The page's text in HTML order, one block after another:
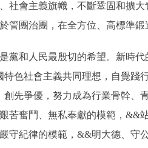
社會主義旗幟，不斷鞏固和擴
團治團，在全方位、高標準鍛
和人民最殷切的希望。新時代
色社會主義共同理想，自覺踐
先爭優，努力成為行業骨幹、
苦奮鬥、無私奉獻的模範，&&
守紀律的模範，&&明大德、守